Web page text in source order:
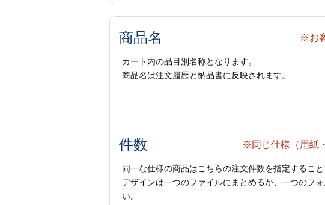
商品名 ※お
カート内の品目別名称となります。
商品名は注文履歴と納品書に反映されます。
件数 ※同じ仕様（用紙
同一な仕様の商品はこちらの注文件数を指定すること
デザインは一つのファイルにまとめるか、一つのフ
い。